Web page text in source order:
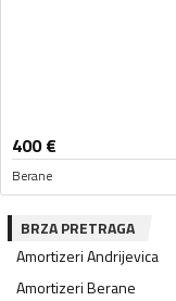
400€
Berane
BRZA PRETRAGA
AmortizeriAndrijevica
AmortizeriBerane